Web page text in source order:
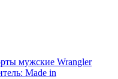
мужские Wrangler
Made in